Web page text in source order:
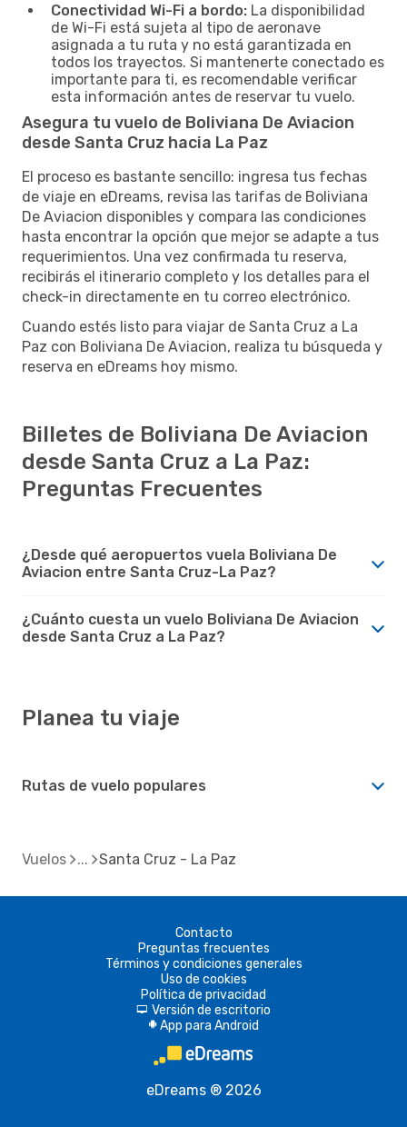
Conectividad Wi-Fi a bordo: La disponibilidad
de Wi-Fi está sujeta al tipo de aeronave
asignada a tu ruta y no está garantizada en
todos los trayectos. Si mantenerte conectado es
importante para ti, es recomendable verificar
esta información antes de reservar tu vuelo.
Asegura tu vuelo de Boliviana De Aviacion
desde Santa Cruz hacia La Paz
El proceso es bastante sencillo: ingresa tus fechas
de viaje en eDreams, revisa las tarifas de Boliviana
De Aviacion disponibles y compara las condiciones
hasta encontrar la opción que mejor se adapte a tus
requerimientos. Una vez confirmada tu reserva,
recibirás el itinerario completo y los detalles para el
check-in directamente en tu correo electrónico.
Cuando estés listo para viajar de Santa Cruz a La
Paz con Boliviana De Aviacion, realiza tu búsqueda y
reserva en eDreams hoy mismo.
Billetes de Boliviana De Aviacion
desde Santa Cruz a La Paz:
Preguntas Frecuentes
¿Desde qué aeropuertos vuela Boliviana De
Aviacion entre Santa Cruz-La Paz?
¿Cuánto cuesta un vuelo Boliviana De Aviacion
desde Santa Cruz a La Paz?
Planea tu viaje
Rutas de vuelo populares
Vuelos Santa Cruz - La Paz
Contacto
Preguntas frecuentes
Términos y condiciones generales
Uso de cookies
Política de privacidad
d Versión de escritorio
A App para Android
eDreams ® 2026